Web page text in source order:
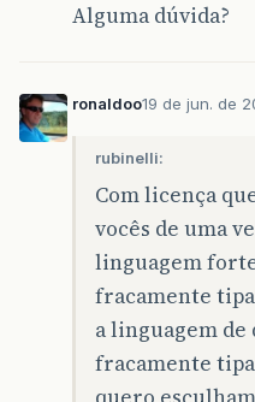
Alguma dúvida?
ronaldoo19 de jun. de
rubinelli:
Com licença
vocês de uma
linguagem
fracamente
a linguagem de
fracamente